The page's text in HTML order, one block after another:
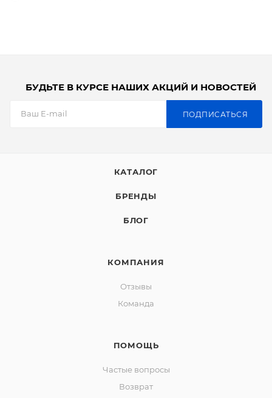
БУДЬТЕ В КУРСЕ НАШИХ АКЦИЙ И НОВОСТЕЙ
ПОДПИСАТЬСЯ
КАТАЛОГ
БРЕНДЫ
БЛОГ
КОМПАНИЯ
Отзывы
Команда
ПОМОЩЬ
Частые вопросы
Возврат